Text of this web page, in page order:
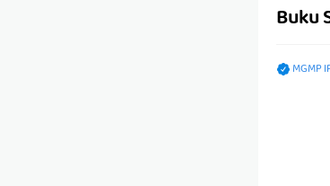
Buku
MGMP